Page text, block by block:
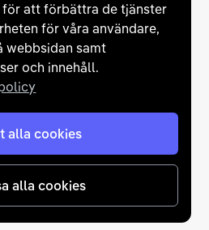
för att förbättra de tjänster
för våra användare,
webbsidan samt
och innehåll.
alla cookies
alla cookies
för att erbjuda dig bästa
stödjer en rad olika
ska känna dig trygg vid ditt köp
och AutoConcept gällande